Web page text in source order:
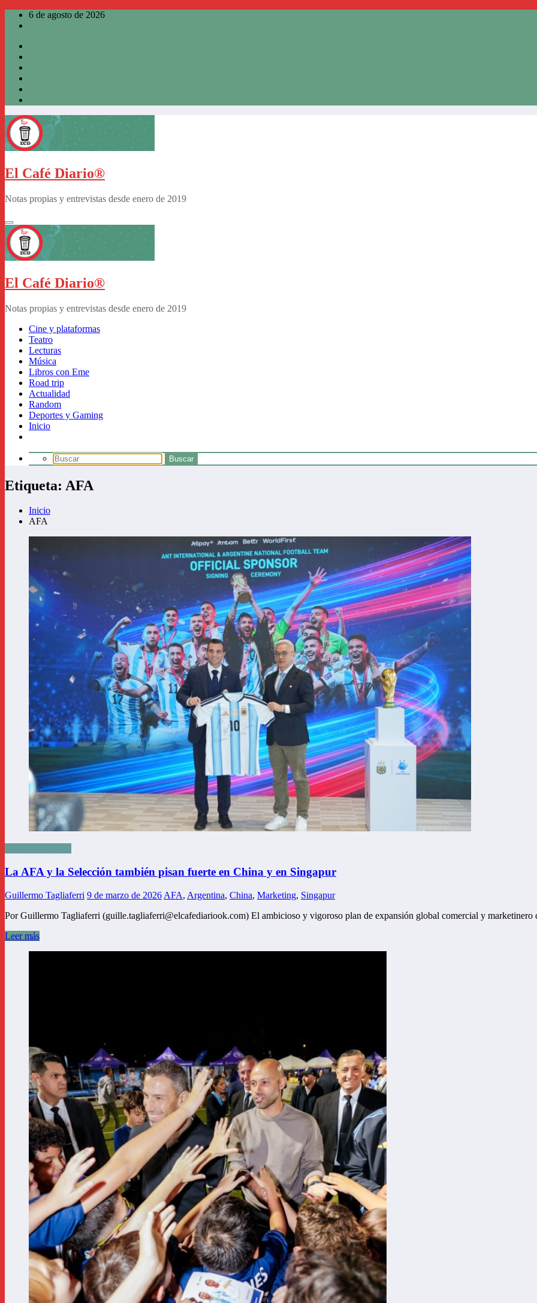
Saltar
6 de agosto de 2026
El Café Diario®
Notas propias y entrevistas desde enero de 2019
El Café Diario®
Notas propias y entrevistas desde enero de 2019
Cine y plataformas
Teatro
Lecturas
Música
Libros con Eme
Road trip
Actualidad
Random
Deportes y Gaming
Inicio
Etiqueta: AFA
Inicio
AFA
La AFA y la Selección también pisan fuerte en China y en Singapur
Guillermo Tagliaferri 9 de marzo de 2026 AFA, Argentina, China, Marketing, Singapur
Por Guillermo Tagliaferri (guille.tagliaferri@elcafediariook.com) El ambicioso y vigoroso plan de expansión global comercial y
Leer más